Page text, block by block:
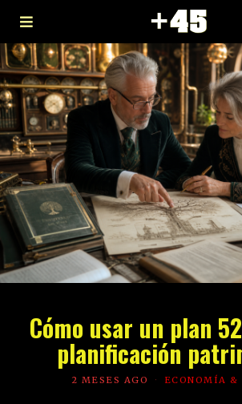
Cómo usar un plan
planificación
2 MESES AGO ECONOMÍA &